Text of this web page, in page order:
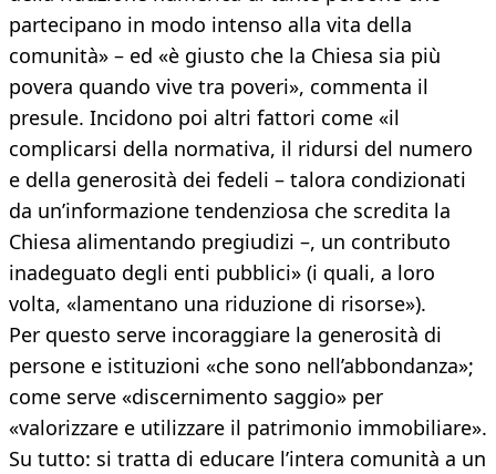
partecipano in modo intenso alla vita della
comunità» – ed «è giusto che la Chiesa sia più
povera quando vive tra poveri», commenta il
presule. Incidono poi altri fattori come «il
complicarsi della normativa, il ridursi del numero
e della generosità dei fedeli – talora condizionati
da un’informazione tendenziosa che scredita la
Chiesa alimentando pregiudizi –, un contributo
inadeguato degli enti pubblici» (i quali, a loro
volta, «lamentano una riduzione di risorse»).
Per questo serve incoraggiare la generosità di
persone e istituzioni «che sono nell’abbondanza»;
come serve «discernimento saggio» per
«valorizzare e utilizzare il patrimonio immobiliare».
Su tutto: si tratta di educare l’intera comunità a un